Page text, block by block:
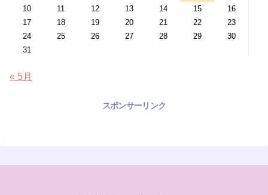
10
11 12 13 14 15
16
17
18 19 20 21 22
23
24
25 26 27 28 29
30
31
« 5月
スポンサーリンク